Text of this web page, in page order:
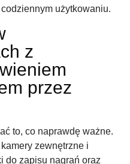
użytkowaniu.
z
przez
to, co naprawdę ważne.
zewnętrzne i
do zapisu nagrań oraz